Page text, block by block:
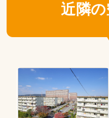
近隣